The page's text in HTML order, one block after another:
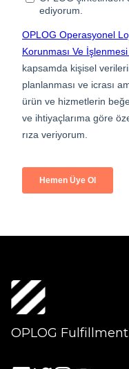
OPLOG Fulfillment